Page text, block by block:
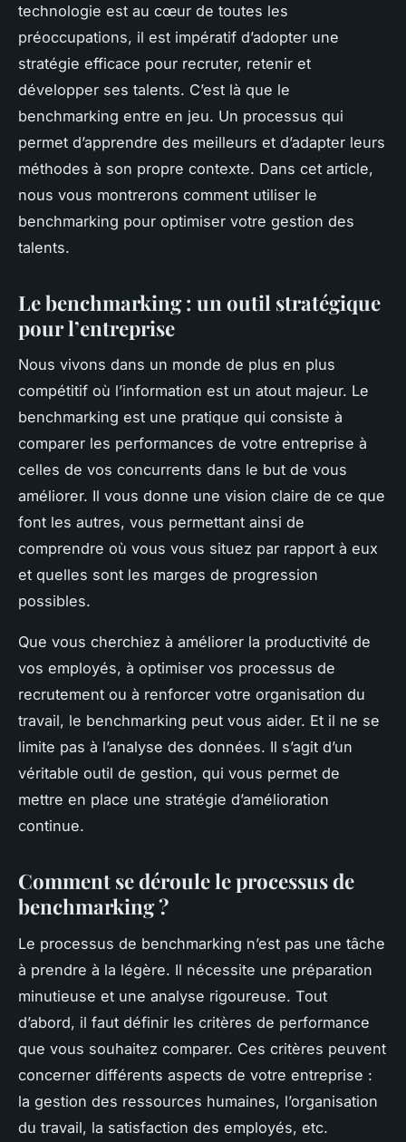
technologie est au cœur de toutes les
préoccupations, il est impératif d’adopter une
stratégie efficace pour recruter, retenir et
développer ses talents. C’est là que le
benchmarking entre en jeu. Un processus qui
permet d’apprendre des meilleurs et d’adapter leurs
méthodes à son propre contexte. Dans cet article,
nous vous montrerons comment utiliser le
benchmarking pour optimiser votre gestion des
talents.
Le benchmarking : un outil stratégique
pour l’entreprise
Nous vivons dans un monde de plus en plus
compétitif où l’information est un atout majeur. Le
benchmarking est une pratique qui consiste à
comparer les performances de votre entreprise à
celles de vos concurrents dans le but de vous
améliorer. Il vous donne une vision claire de ce que
font les autres, vous permettant ainsi de
comprendre où vous vous situez par rapport à eux
et quelles sont les marges de progression
possibles.
Que vous cherchiez à améliorer la productivité de
vos employés, à optimiser vos processus de
recrutement ou à renforcer votre organisation du
travail, le benchmarking peut vous aider. Et il ne se
limite pas à l’analyse des données. Il s’agit d’un
véritable outil de gestion, qui vous permet de
mettre en place une stratégie d’amélioration
continue.
Comment se déroule le processus de
benchmarking ?
Le processus de benchmarking n’est pas une tâche
à prendre à la légère. Il nécessite une préparation
minutieuse et une analyse rigoureuse. Tout
d’abord, il faut définir les critères de performance
que vous souhaitez comparer. Ces critères peuvent
concerner différents aspects de votre entreprise :
la gestion des ressources humaines, l’organisation
du travail, la satisfaction des employés, etc.